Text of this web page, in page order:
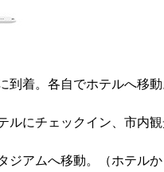
着。各自でホテルへ移
ェックイン、市内観光
アムへ移動。（ホテル